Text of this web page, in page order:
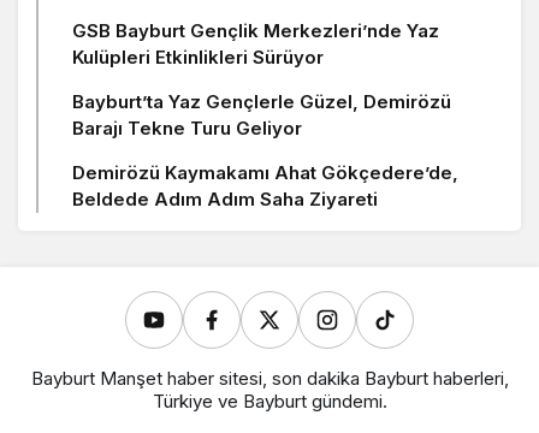
GSB Bayburt Gençlik Merkezleri’nde Yaz
Kulüpleri Etkinlikleri Sürüyor
Bayburt’ta Yaz Gençlerle Güzel, Demirözü
Barajı Tekne Turu Geliyor
Demirözü Kaymakamı Ahat Gökçedere’de,
Beldede Adım Adım Saha Ziyareti
Bayburt Manşet haber sitesi, son dakika Bayburt haberleri,
Türkiye ve Bayburt gündemi.